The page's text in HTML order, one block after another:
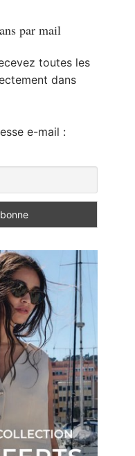
par mail
toutes les
dans
e-mail :